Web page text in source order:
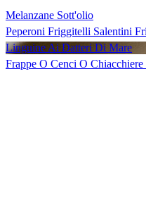
Melanzane Sott'olio
Peperoni Friggitelli Salentini
Linguine Ai Datteri Di Mare
Frappe O Cenci O